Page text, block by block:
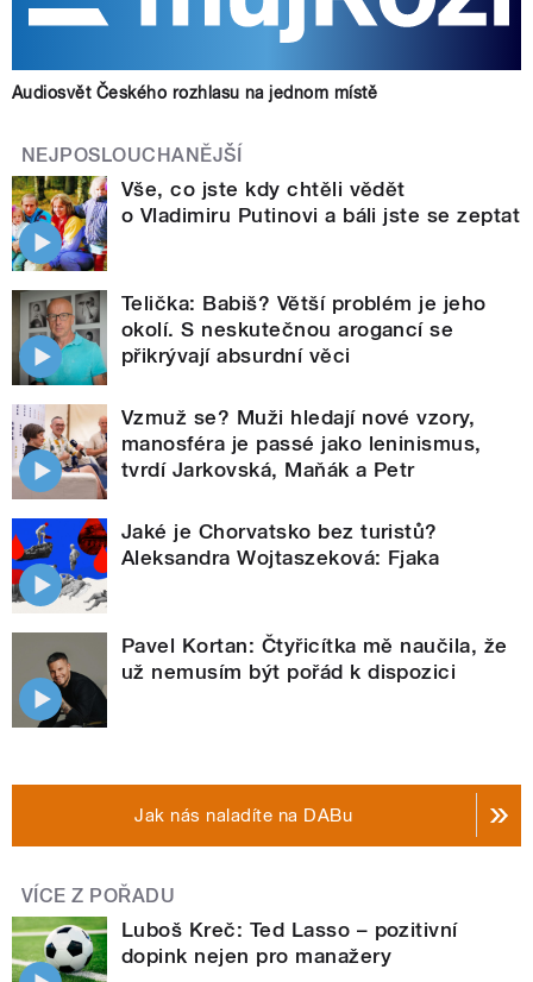
Audiosvět Českého rozhlasu na jednom místě
NEJPOSLOUCHANĚJŠÍ
Vše, co jste kdy chtěli vědět
o Vladimiru Putinovi a báli jste se zeptat
Telička: Babiš? Větší problém je jeho
okolí. S neskutečnou arogancí se
přikrývají absurdní věci
Vzmuž se? Muži hledají nové vzory,
manosféra je passé jako leninismus,
tvrdí Jarkovská, Maňák a Petr
Jaké je Chorvatsko bez turistů?
Aleksandra Wojtaszeková: Fjaka
Pavel Kortan: Čtyřicítka mě naučila, že
už nemusím být pořád k dispozici
Jak nás naladíte na DABu
VÍCE Z POŘADU
Luboš Kreč: Ted Lasso – pozitivní
dopink nejen pro manažery